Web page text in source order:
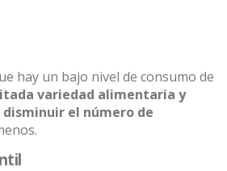
hay un bajo nivel de consumo de
variedad alimentaria y
el número de